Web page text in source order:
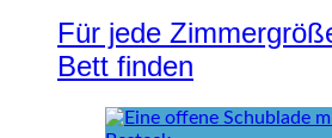
Für jede
Bett finden